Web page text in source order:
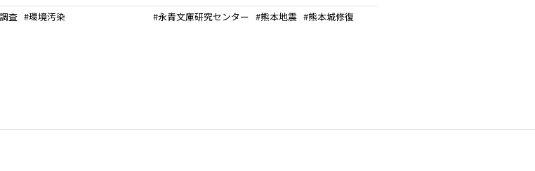
査 環境汚染 永青文庫研究センター 熊本地震 熊本城修復
ールマガジン登録のご案内